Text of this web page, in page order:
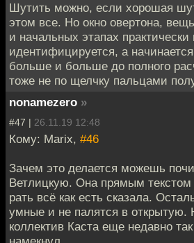
Шутить можно, если хорошая
этом все. Но окно овертона,
и начальных этапах практически
идентифицируется, а
больше и больше до полного
тоже не по щелчку пальцами
nonamezero »
#47 | 26.11.19 12:48
Кому: Marix, #46
Зачем это делается можешь
Ветлицкую. Она прямым текстом
рать всё как есть сказала.
умные и не палятся в открытую.
коллектив Каста еще недавно